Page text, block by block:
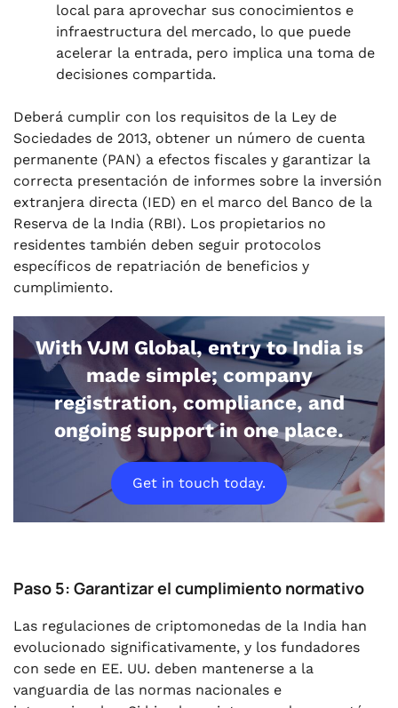
local para aprovechar sus conocimientos e
infraestructura del mercado, lo que puede
acelerar la entrada, pero implica una toma de
decisiones compartida.
Deberá cumplir con los requisitos de la Ley de
Sociedades de 2013, obtener un número de cuenta
permanente (PAN) a efectos fiscales y garantizar la
correcta presentación de informes sobre la inversión
extranjera directa (IED) en el marco del Banco de la
Reserva de la India (RBI). Los propietarios no
residentes también deben seguir protocolos
específicos de repatriación de beneficios y
cumplimiento.
With VJM Global, entry to India is
made simple; company
registration, compliance, and
ongoing support in one place.
Get in touch today.
Paso 5: Garantizar el cumplimiento normativo
Las regulaciones de criptomonedas de la India han
evolucionado significativamente, y los fundadores
con sede en EE. UU. deben mantenerse a la
vanguardia de las normas nacionales e